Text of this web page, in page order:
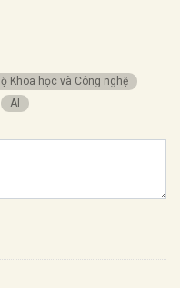
Bộ Khoa học và Công nghệ